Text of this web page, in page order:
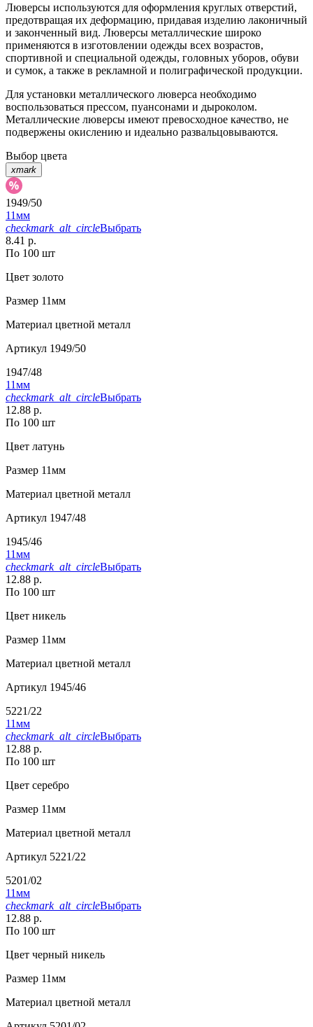
Люверсы используются для оформления круглых отверстий,
предотвращая их деформацию, придавая изделию лаконичный
и законченный вид. Люверсы металлические широко
применяются в изготовлении одежды всех возрастов,
спортивной и специальной одежды, головных уборов, обуви
и сумок, а также в рекламной и полиграфической продукции.
Для установки металлического люверса необходимо
воспользоваться прессом, пуансонами и дыроколом.
Металлические люверсы имеют превосходное качество, не
подвержены окислению и идеально развальцовываются.
Выбор цвета
xmark
1949/50
11мм
checkmark_alt_circleВыбрать
8.41 р.
По 100 шт
Цвет золото
Размер 11мм
Материал цветной металл
Артикул 1949/50
1947/48
11мм
checkmark_alt_circleВыбрать
12.88 р.
По 100 шт
Цвет латунь
Размер 11мм
Материал цветной металл
Артикул 1947/48
1945/46
11мм
checkmark_alt_circleВыбрать
12.88 р.
По 100 шт
Цвет никель
Размер 11мм
Материал цветной металл
Артикул 1945/46
5221/22
11мм
checkmark_alt_circleВыбрать
12.88 р.
По 100 шт
Цвет серебро
Размер 11мм
Материал цветной металл
Артикул 5221/22
5201/02
11мм
checkmark_alt_circleВыбрать
12.88 р.
По 100 шт
Цвет черный никель
Размер 11мм
Материал цветной металл